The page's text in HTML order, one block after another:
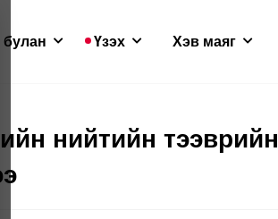
Үзэх Хэв маяг
нийтийн тээврийн